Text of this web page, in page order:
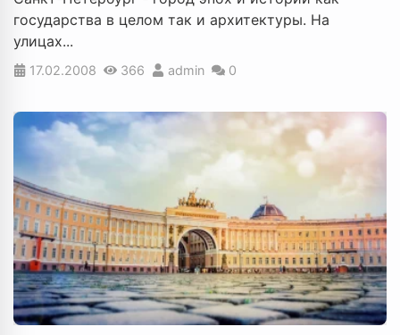
государства в целом так и архитектуры. На
улицах...
17.02.2008 366 admin 0